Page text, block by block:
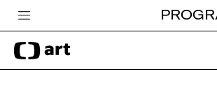
Česká televize
Zpravodajství